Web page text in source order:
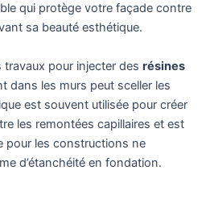
qui protège votre façade contre
sa beauté esthétique.
travaux pour injecter desrésines
dans les murs peut sceller les
est souvent utilisée pour créer
les remontées capillaires et est
pour les constructions ne
d’étanchéité en fondation.